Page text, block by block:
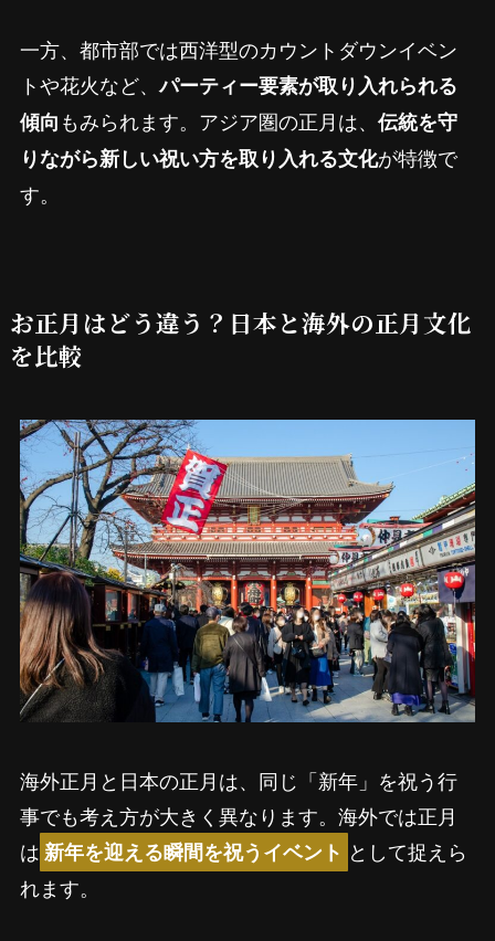
一方、都市部では西洋型のカウントダウンイベン
トや花火など、パーティー要素が取り入れられる
傾向もみられます。アジア圏の正月は、 伝統を守
りながら新しい祝い方を取り入れる文化が特徴で
す。
お正月はどう違う？日本と海外の正月文化
を比較
海外正月と日本の正月は、同じ「新年」を祝う行
事でも考え方が大きく異なります。海外では正月
は 新年を迎える瞬間を祝うイベント として捉えら
れます。